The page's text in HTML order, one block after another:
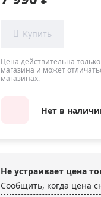
Детекторы
Измерители
среды
Цена действительна
магазина и может
магазинах.
Нет в
Не устраивает цена
Сообщить, когда цена